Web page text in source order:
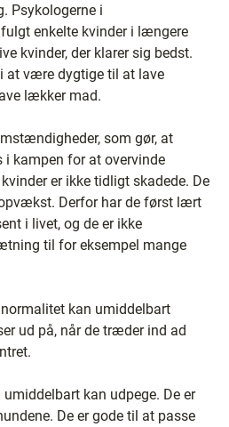
Psykologerne i
enkelte kvinder i længere
kvinder, der klarer sig bedst.
at være dygtige til at lave
lækker mad.
som gør, at
i kampen for at overvinde
er ikke tidligt skadede. De
Derfor har de først lært
i livet, og de er ikke
til for eksempel mange
kan umiddelbart
ud på, når de træder ind ad
umiddelbart kan udpege. De er
De er gode til at passe